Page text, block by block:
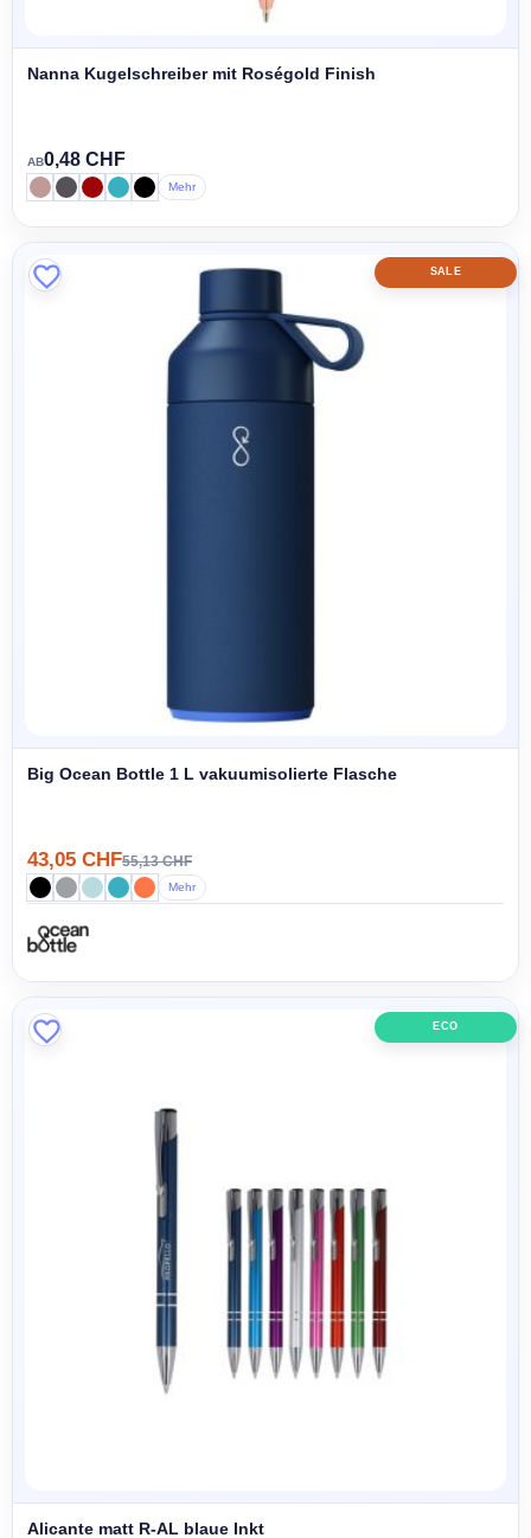
Nanna Kugelschreiber mit Roségold Finish
Mehr
AB0,48 CHF
SALE
Big Ocean Bottle 1 L vakuumisolierte Flasche
Mehr
43,05 CHF55,13 CHF
ECO
Alicante matt R-AL blaue Inkt